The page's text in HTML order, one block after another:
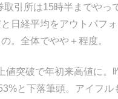
引所は15時半までやっ
日経平均をアウトパフ
。全体でやや＋程度。
値突破で年初来高値に。
と下落筆頭。アイフル